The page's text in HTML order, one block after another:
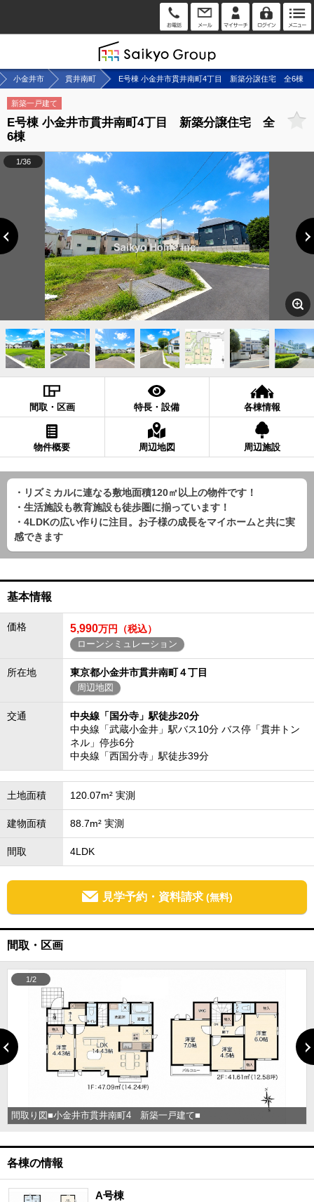
小金井市 貫井南町 E号棟 小金井市貫井南町4丁目 新築分譲住宅 全6棟
新築一戸建て
E号棟 小金井市貫井南町4丁目 新築分譲住宅 全
6棟
1/36
間取・区画 特長・設備 各棟情報
物件概要 周辺地図 周辺施設
・リズミカルに連なる敷地面積120㎡以上の物件です！
・生活施設も教育施設も徒歩圏に揃っています！
・4LDKの広い作りに注目。お子様の成長をマイホームと共に実
感できます
基本情報
価格 5,990万円（税込）
ローンシミュレーション
所在地 東京都小金井市貫井南町４丁目
周辺地図
交通
中央線「国分寺」駅徒歩20分
中央線「武蔵小金井」駅バス10分 バス停「貫井トン
ネル」停歩6分
中央線「西国分寺」駅徒歩39分
土地面積 120.07m² 実測
建物面積 88.7m² 実測
間取 4LDK
見学予約・資料請求 (無料)
間取・区画
間取り図■小金井市貫井南町4 新築一戸建て■
1/2
各棟の情報
A号棟